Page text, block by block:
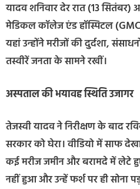
यादव शनिवार देर रात (13 सितंबर)
मेडिकल कॉलेज एंड हॉस्पिटल
यहां उन्होंने मरीजों की दुर्दशा,
तस्वीरें जनता के सामने रखीं।
अस्पताल की भयावह स्थिति उजागर
तेजस्वी यादव ने निरीक्षण के बाद
सरकार को घेरा। वीडियो में साफ
कई मरीज जमीन और बरामदे में लेटे
नहीं हुआ और उन्हें फर्श पर ही सोना